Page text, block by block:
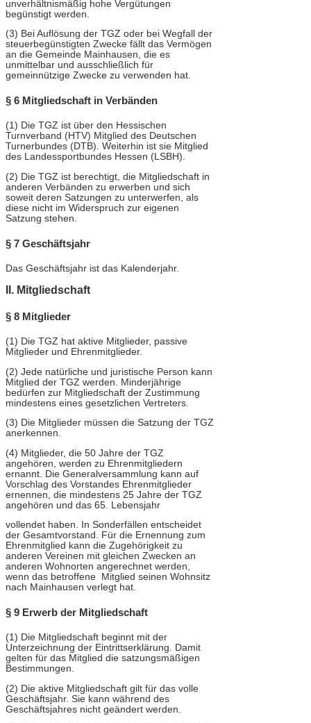
unverhältnismäßig hohe Vergütungen
begünstigt werden.
(3) Bei Auflösung der TGZ oder bei Wegfall der
steuerbegünstigten Zwecke fällt das Vermögen
an die Gemeinde Mainhausen, die es
unmittelbar und ausschließlich für
gemeinnützige Zwecke zu verwenden hat.
§ 6 Mitgliedschaft in Verbänden
(1) Die TGZ ist über den Hessischen
Turnverband (HTV) Mitglied des Deutschen
Turnerbundes (DTB). Weiterhin ist sie Mitglied
des Landessportbundes Hessen (LSBH).
(2) Die TGZ ist berechtigt, die Mitgliedschaft in
anderen Verbänden zu erwerben und sich
soweit deren Satzungen zu unterwerfen, als
diese nicht im Widerspruch zur eigenen
Satzung stehen.
§ 7 Geschäftsjahr
Das Geschäftsjahr ist das Kalenderjahr.
II. Mitgliedschaft
§ 8 Mitglieder
(1) Die TGZ hat aktive Mitglieder, passive
Mitglieder und Ehrenmitglieder.
(2) Jede natürliche und juristische Person kann
Mitglied der TGZ werden. Minderjährige
bedürfen zur Mitgliedschaft der Zustimmung
mindestens eines gesetzlichen Vertreters.
(3) Die Mitglieder müssen die Satzung der TGZ
anerkennen.
(4) Mitglieder, die 50 Jahre der TGZ
angehören, werden zu Ehrenmitgliedern
ernannt. Die Generalversammlung kann auf
Vorschlag des Vorstandes Ehrenmitglieder
ernennen, die mindestens 25 Jahre der TGZ
angehören und das 65. Lebensjahr
vollendet haben. In Sonderfällen entscheidet
der Gesamtvorstand. Für die Ernennung zum
Ehrenmitglied kann die Zugehörigkeit zu
anderen Vereinen mit gleichen Zwecken an
anderen Wohnorten angerechnet werden,
wenn das betroffene Mitglied seinen Wohnsitz
nach Mainhausen verlegt hat.
§ 9 Erwerb der Mitgliedschaft
(1) Die Mitgliedschaft beginnt mit der
Unterzeichnung der Eintrittserklärung. Damit
gelten für das Mitglied die satzungsmäßigen
Bestimmungen.
(2) Die aktive Mitgliedschaft gilt für das volle
Geschäftsjahr. Sie kann während des
Geschäftsjahres nicht geändert werden.